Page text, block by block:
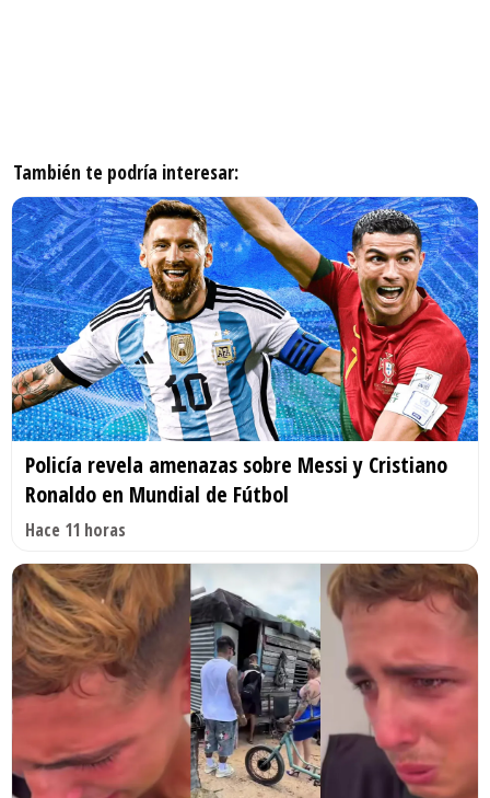
También te podría interesar:
Policía revela amenazas sobre Messi y Cristiano
Ronaldo en Mundial de Fútbol
Hace 11 horas